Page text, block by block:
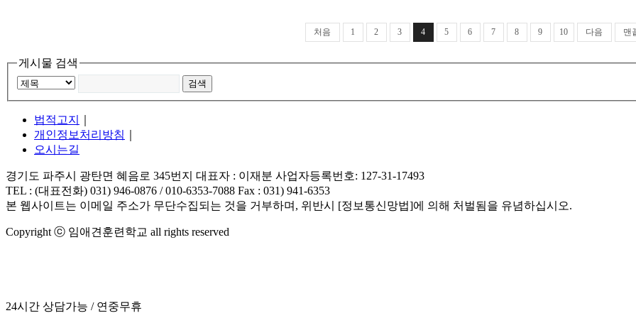
처음 1 2 3 4 5 6 7 8 9 10 다음 맨
게시물 검색
법적고지
개인정보처리방침
오시는길
경기도 파주시 광탄면 혜음로 345번지 대표자 : 이재분 사업자등록번호: 127-31-17493
TEL : (대표전화) 031) 946-0876 / 010-6353-7088 Fax : 031) 941-6353
본 웹사이트는 이메일 주소가 무단수집되는 것을 거부하며, 위반시 [정보통신망법]에 의해 처벌됨을 유념하십시오.
Copyright ⓒ 임애견훈련학교 all rights reserved
24시간 상담가능 / 연중무휴